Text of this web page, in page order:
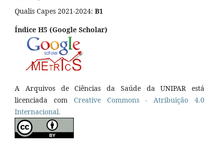
Qualis Capes 2021-2024: B1
Índice H5 (Google Scholar)
A Arquivos de Ciências da Saúde da UNIPAR está
licenciada com Creative Commons - Atribuição 4.0
Internacional.